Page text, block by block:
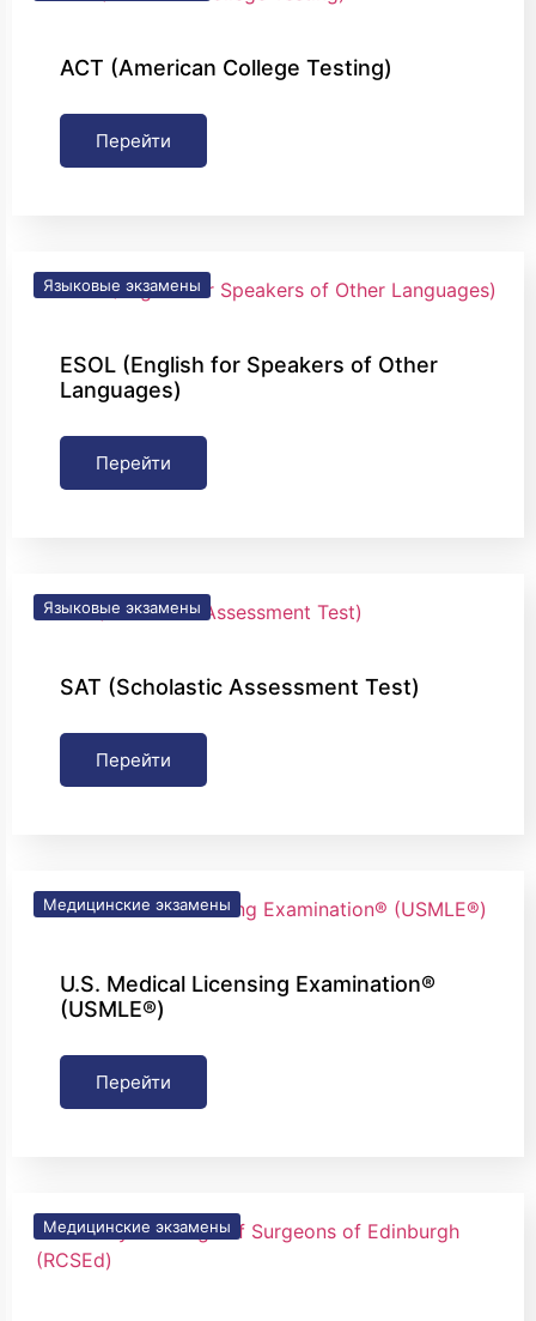
ACT (American College Testing)
Перейти
Языковые экзамены
ESOL (English for Speakers of Other
Languages)
Перейти
Языковые экзамены
SAT (Scholastic Assessment Test)
Перейти
Медицинские экзамены
U.S. Medical Licensing Examination®
(USMLE®)
Перейти
Медицинские экзамены